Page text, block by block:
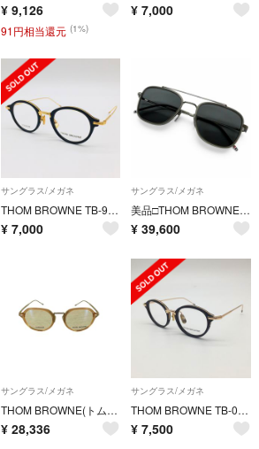
¥ 9,126
91円相当還元 (1%)
¥ 7,000
サングラス/メガネ
THOM BROWNE TB-908 TBX-908 ブラック ゴールド
¥ 7,000
サングラス/メガネ
美品□THOM BROWNE トムブラウン UES800A トリコロール ツーブリッジ サングラス ガンメタリック グレーレンズ 51□20-141 日本製 メンズ
¥ 39,600
サングラス/メガネ
THOM BROWNE(トムブラウン) メンズ ファッション雑貨
¥ 28,336
サングラス/メガネ
THOM BROWNE TB-011 49 ブラック ゴールド トムブラウン
¥ 7,500